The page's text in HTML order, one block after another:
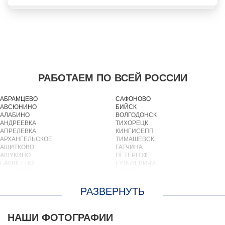
РАБОТАЕМ ПО ВСЕЙ РОССИИ
АБРАМЦЕВО
АВСЮНИНО
АЛАБИНО
АНДРЕЕВКА
АПРЕЛЕВКА
АРХАНГЕЛЬСКОЕ
АШИТКОВО
АШУКИНО
БАКШЕЕВО
БЕЛООЗЕРСКИЙ
БОГОРОДСКОЕ
САФОНОВО
БИЙСК
ВОЛГОДОНСК
ТИХОРЕЦК
КИНГИСЕПП
ТИМАШЕВСК
ГАТЧИНА
ПЕТЕРГОФ
ГУЛЬКЕВИЧИ
ВЫБОРГ
ТУАПСЕ
НАШИ ФОТОГРАФИИ